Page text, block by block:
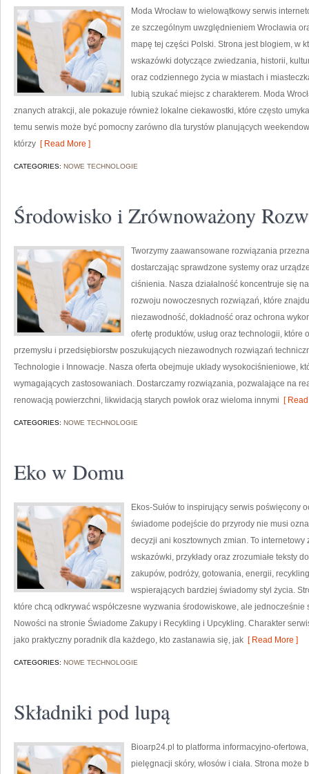
Moda Wrocław to wielowątkowy serwis
ze szczególnym uwzględnieniem Wrocławia
mapę tej części Polski. Strona jest blogiem, w
wskazówki dotyczące zwiedzania, historii,
oraz codziennego życia w miastach i
lubią szukać miejsc z charakterem. Moda
znanych atrakcji, ale pokazuje również lokalne ciekawostki, które często
temu serwis może być pomocny zarówno dla turystów planujących
którzy [ Read More ]
CATEGORIES: NOWE TECHNOLOGIE
Środowisko i Zrównoważony
Tworzymy zaawansowane rozwiązania
dostarczając sprawdzone systemy oraz
ciśnienia. Nasza działalność koncentruje się
rozwoju nowoczesnych rozwiązań, które
niezawodność, dokładność oraz ochrona
ofertę produktów, usług oraz technologii,
przemysłu i przedsiębiorstw poszukujących niezawodnych rozwiązań
Technologie i Innowacje. Nasza oferta obejmuje układy wysokociśnieniowe,
wymagających zastosowaniach. Dostarczamy rozwiązania, pozwalające na
renowacją powierzchni, likwidacją starych powłok oraz wieloma innymi [
CATEGORIES: NOWE TECHNOLOGIE
Eko w Domu
Ekos-Sułów to inspirujący serwis poświęcony
świadome podejście do przyrody nie musi
decyzji ani kosztownych zmian. To
wskazówki, przykłady oraz zrozumiałe teksty
zakupów, podróży, gotowania, energii,
wspierających bardziej świadomy styl życia.
które chcą odkrywać współczesne wyzwania środowiskowe, ale
Nowości na stronie Świadome Zakupy i Recykling i Upcykling. Charakter
jako praktyczny poradnik dla każdego, kto zastanawia się, jak [ Read More ]
CATEGORIES: NOWE TECHNOLOGIE
Składniki pod lupą
Bioarp24.pl to platforma informacyjno-
pielęgnacji skóry, włosów i ciała. Strona